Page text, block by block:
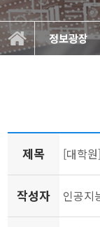
정보광장
제목 [대학
작성자 인공지